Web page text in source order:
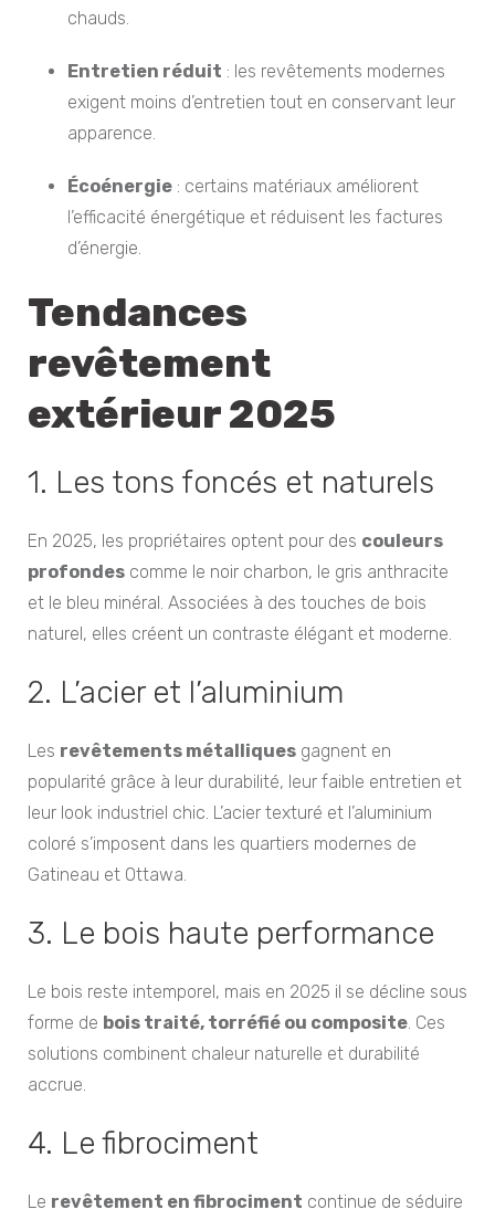
chauds.
Entretien réduit : les revêtements modernes
exigent moins d’entretien tout en conservant leur
apparence.
Écoénergie : certains matériaux améliorent
l’efficacité énergétique et réduisent les factures
d’énergie.
Tendances
revêtement
extérieur 2025
1. Les tons foncés et naturels
En 2025, les propriétaires optent pour des couleurs
profondes comme le noir charbon, le gris anthracite
et le bleu minéral. Associées à des touches de bois
naturel, elles créent un contraste élégant et moderne.
2. L’acier et l’aluminium
Les revêtements métalliques gagnent en
popularité grâce à leur durabilité, leur faible entretien et
leur look industriel chic. L’acier texturé et l’aluminium
coloré s’imposent dans les quartiers modernes de
Gatineau et Ottawa.
3. Le bois haute performance
Le bois reste intemporel, mais en 2025 il se décline sous
forme de bois traité, torréfié ou composite. Ces
solutions combinent chaleur naturelle et durabilité
accrue.
4. Le fibrociment
Le revêtement en fibrociment continue de séduire